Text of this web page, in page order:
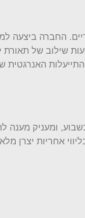
שילוב של
הטכני פעיל 24 שעות ביממה, שבעה
אחריות יצרן